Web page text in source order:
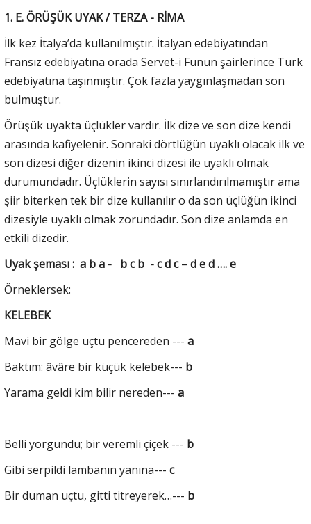
1. E. ÖRÜŞÜK UYAK / TERZA - RİMA
İlk kez İtalya’da kullanılmıştır. İtalyan edebiyatından
Fransız edebiyatına orada Servet-i Fünun şairlerince Türk
edebiyatına taşınmıştır. Çok fazla yaygınlaşmadan son
bulmuştur.
Örüşük uyakta üçlükler vardır. İlk dize ve son dize kendi
arasında kafiyelenir. Sonraki dörtlüğün uyaklı olacak ilk ve
son dizesi diğer dizenin ikinci dizesi ile uyaklı olmak
durumundadır. Üçlüklerin sayısı sınırlandırılmamıştır ama
şiir biterken tek bir dize kullanılır o da son üçlüğün ikinci
dizesiyle uyaklı olmak zorundadır. Son dize anlamda en
etkili dizedir.
Uyak şeması : a b a - b c b - c d c – d e d …. e
Örneklersek:
KELEBEK
Mavi bir gölge uçtu pencereden --- a
Baktım: âvâre bir küçük kelebek--- b
Yarama geldi kim bilir nereden--- a
Belli yorgundu; bir veremli çiçek --- b
Gibi serpildi lambanın yanına--- c
Bir duman uçtu, gitti titreyerek…--- b